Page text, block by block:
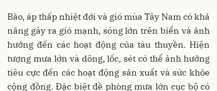
Bão, áp thấp nhiệt đới và gió mùa Tây Nam có khả
năng gây ra gió mạnh, sóng lớn trên biển và ảnh
hưởng đến các hoạt động của tàu thuyền. Hiện
tượng mưa lớn và dông, lốc, sét có thể ảnh hưởng
tiêu cực đến các hoạt động sản xuất và sức khỏe
cộng đồng. Đặc biệt đề phòng mưa lớn cục bộ có